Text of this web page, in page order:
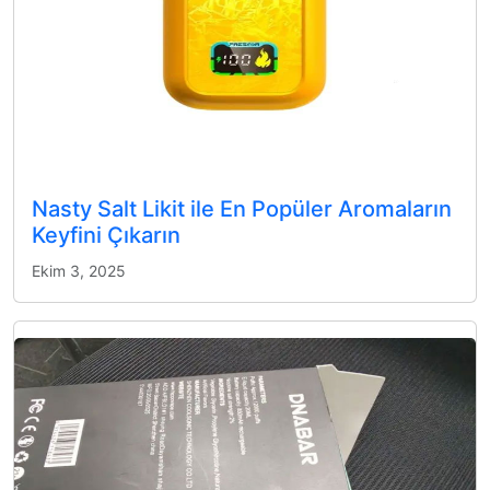
Nasty Salt Likit ile En Popüler Aromaların
Keyfini Çıkarın
Ekim 3, 2025